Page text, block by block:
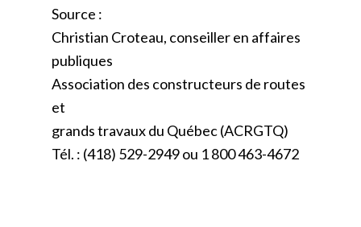
Source :
Christian Croteau, conseiller en affaires
publiques
Association des constructeurs de routes
et
grands travaux du Québec (ACRGTQ)
Tél. : (418) 529-2949 ou 1 800 463-4672